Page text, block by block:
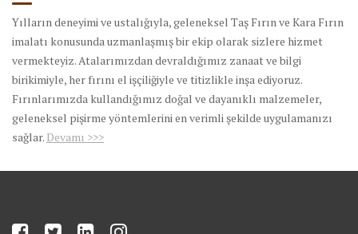
Yılların deneyimi ve ustalığıyla, geleneksel Taş Fırın ve Kara Fırın
imalatı konusunda uzmanlaşmış bir ekip olarak sizlere hizmet
vermekteyiz. Atalarımızdan devraldığımız zanaat ve bilgi
birikimiyle, her fırını el işçiliğiyle ve titizlikle inşa ediyoruz.
Fırınlarımızda kullandığımız doğal ve dayanıklı malzemeler,
geleneksel pişirme yöntemlerini en verimli şekilde uygulamanızı
sağlar. Devamı >>>